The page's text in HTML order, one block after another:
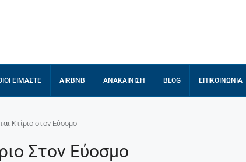
ΕΊΜΑΣΤΕ AIRBNB ΑΝΑΚΑΊΝΙΣΗ BLOG ΕΠΙΚΟΙΝΩΝΊΑ
Κτίριο στον Εύοσμο
Στον Εύοσμο